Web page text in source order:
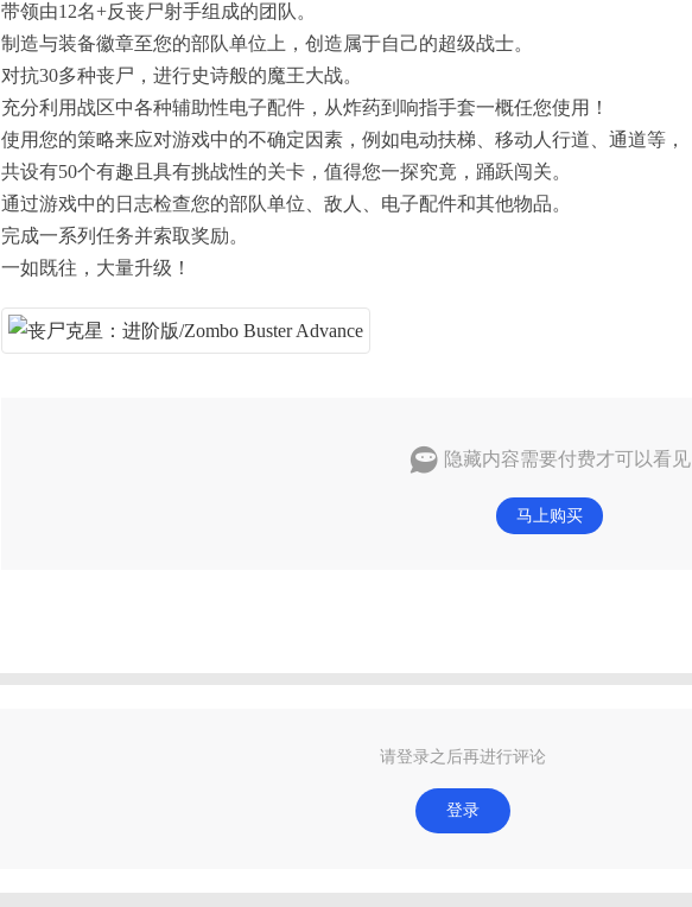
带领由12名+反丧尸射手组成的团队。
制造与装备徽章至您的部队单位上，创造属于自己的超级战士。
对抗30多种丧尸，进行史诗般的魔王大战。
充分利用战区中各种辅助性电子配件，从炸药到响指手套一概任您使用！
使用您的策略来应对游戏中的不确定因素，例如电动扶梯、移动人行道、通道等，
共设有50个有趣且具有挑战性的关卡，值得您一探究竟，踊跃闯关。
通过游戏中的日志检查您的部队单位、敌人、电子配件和其他物品。
完成一系列任务并索取奖励。
一如既往，大量升级！
隐藏内容需要付费才可以看见
马上购买
请登录之后再进行评论
登录